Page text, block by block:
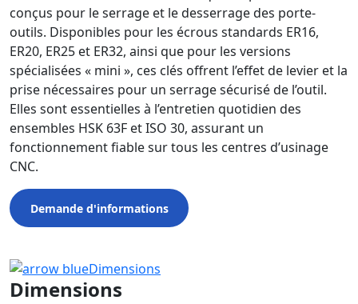
conçus pour le serrage et le desserrage des porte-
outils. Disponibles pour les écrous standards ER16,
ER20, ER25 et ER32, ainsi que pour les versions
spécialisées « mini », ces clés offrent l’effet de levier et la
prise nécessaires pour un serrage sécurisé de l’outil.
Elles sont essentielles à l’entretien quotidien des
ensembles HSK 63F et ISO 30, assurant un
fonctionnement fiable sur tous les centres d’usinage
CNC.
Demande d'informations
Dimensions
Dimensions